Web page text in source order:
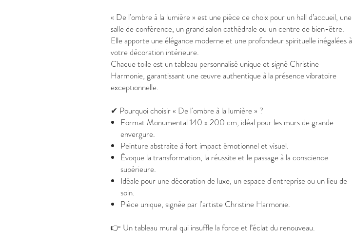
« De l'ombre à la lumière » est une pièce de choix pour un hall d’accueil, une
salle de conférence, un grand salon cathédrale ou un centre de bien-être.
Elle apporte une élégance moderne et une profondeur spirituelle inégalées à
votre décoration intérieure.
Chaque toile est un tableau personnalisé unique et signé Christine
Harmonie, garantissant une œuvre authentique à la présence vibratoire
exceptionnelle.
✔ Pourquoi choisir « De l'ombre à la lumière » ?
Format Monumental 140 x 200 cm, idéal pour les murs de grande
envergure.
Peinture abstraite à fort impact émotionnel et visuel.
Évoque la transformation, la réussite et le passage à la conscience
supérieure.
Idéale pour une décoration de luxe, un espace d'entreprise ou un lieu de
soin.
Pièce unique, signée par l'artiste Christine Harmonie.
👉 Un tableau mural qui insuffle la force et l’éclat du renouveau.